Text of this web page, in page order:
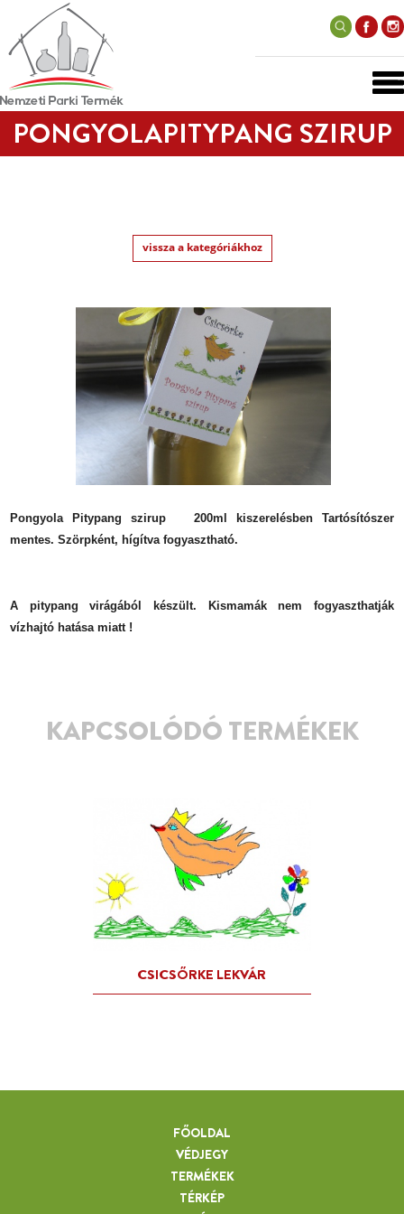
PONGYOLAPITYPANG SZIRUP
vissza a kategóriákhoz
Pongyola Pitypang szirup 200ml kiszerelésben Tartósítószer
mentes. Szörpként, hígítva fogyasztható.
A pitypang virágából készült. Kismamák nem fogyaszthatják
vízhajtó hatása miatt !
KAPCSOLÓDÓ TERMÉKEK
FŐOLDAL
VÉDJEGY
TERMÉKEK
TÉRKÉP